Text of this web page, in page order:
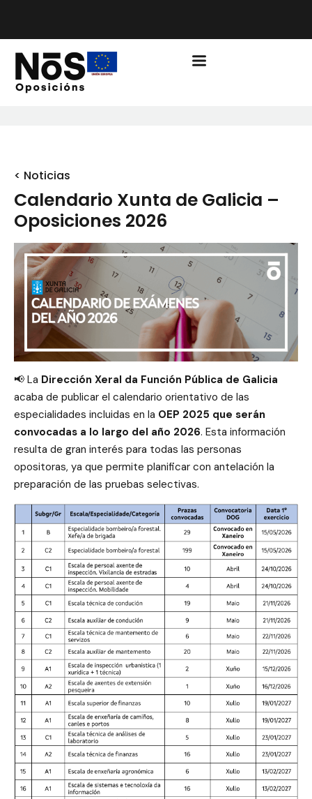
< Noticias
Calendario Xunta de Galicia –
Oposiciones 2026
📢 La Dirección Xeral da Función Pública de Galicia
acaba de publicar el calendario orientativo de las
especialidades incluidas en la OEP 2025 que serán
convocadas a lo largo del año 2026. Esta información
resulta de gran interés para todas las personas
opositoras, ya que permite planificar con antelación la
preparación de las pruebas selectivas.